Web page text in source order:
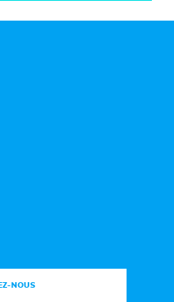
NOUS